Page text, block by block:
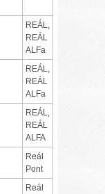
REÁL,
REÁL
ALFa
REÁL,
REÁL
ALFa
REÁL,
REÁL
ALFA
Reál
Pont
Reál